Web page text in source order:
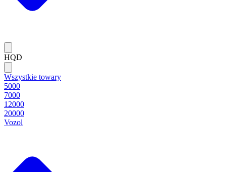
HQD
Wszystkie towary
5000
7000
12000
20000
Vozol